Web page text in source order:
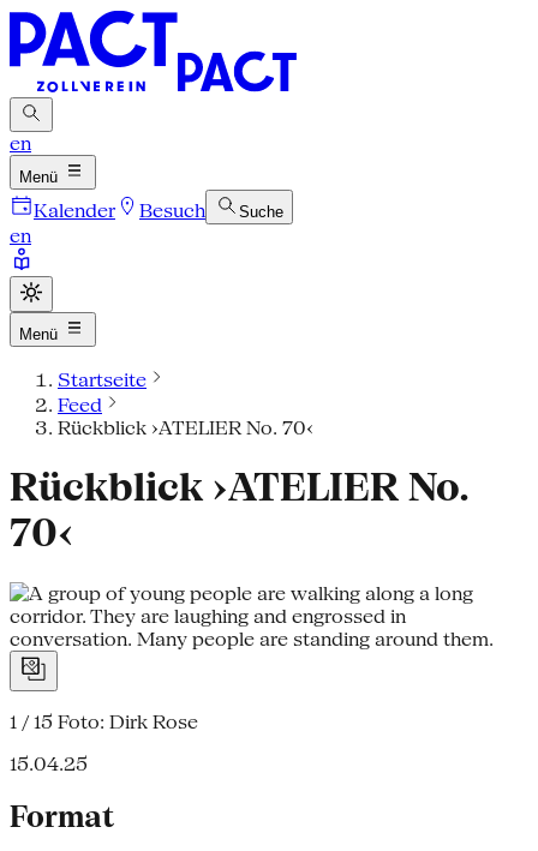
en
Menü
Kalender Besuch Suche
en
Menü
Startseite
Feed
Rückblick ›ATELIER No. 70‹
Rückblick ›ATELIER No.
70‹
1 / 15 Foto: Dirk Rose
15.04.25
Format